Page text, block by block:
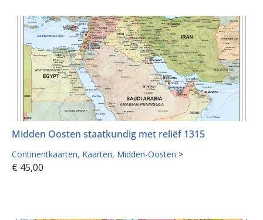
Midden Oosten staatkundig met reliëf 1315
Continentkaarten Kaarten Midden-Oosten >
€ 45,00